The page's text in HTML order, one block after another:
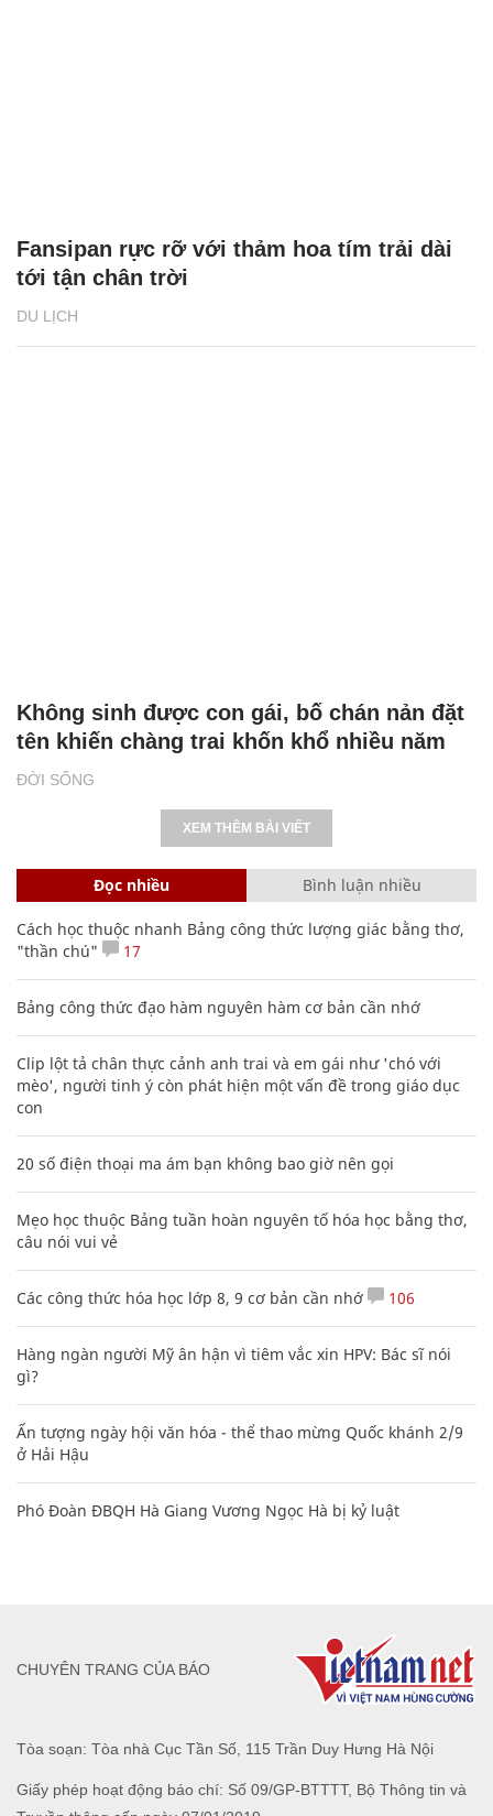
DU LỊCH
Fansipan rực rỡ với thảm hoa tím trải dài
tới tận chân trời
ĐỜI SỐNG
Không sinh được con gái, bố chán nản đặt
tên khiến chàng trai khốn khổ nhiều năm
XEM THÊM BÀI VIẾT
Đọc nhiều Bình luận nhiều
Cách học thuộc nhanh Bảng công thức lượng giác bằng thơ,
"thần chú"
17
Bảng công thức đạo hàm nguyên hàm cơ bản cần nhớ
Clip lột tả chân thực cảnh anh trai và em gái như 'chó với
mèo', người tinh ý còn phát hiện một vấn đề trong giáo dục
con
20 số điện thoại ma ám bạn không bao giờ nên gọi
Mẹo học thuộc Bảng tuần hoàn nguyên tố hóa học bằng thơ,
câu nói vui vẻ
Các công thức hóa học lớp 8, 9 cơ bản cần nhớ 106
Hàng ngàn người Mỹ ân hận vì tiêm vắc xin HPV: Bác sĩ nói
gì?
Ấn tượng ngày hội văn hóa - thể thao mừng Quốc khánh 2/9
ở Hải Hậu
Phó Đoàn ĐBQH Hà Giang Vương Ngọc Hà bị kỷ luật
Tòa soạn: Tòa nhà Cục Tần Số, 115 Trần Duy Hưng Hà Nội
Giấy phép hoạt động báo chí: Số 09/GP-BTTTT, Bộ Thông tin và
CHUYÊN TRANG CỦA BÁO